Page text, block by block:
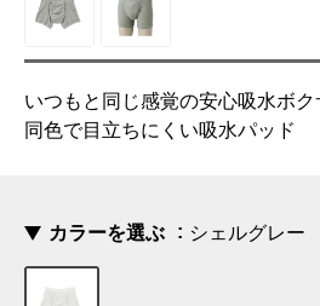
いつもと同じ感覚の安心吸水ボ
同色で目立ちにくい吸水パッド
カラーを選ぶ シェルグレー